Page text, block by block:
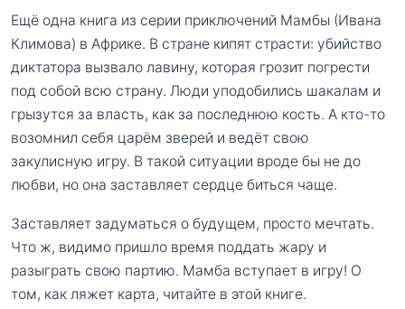
Ещё одна книга из серии приключений Мамбы (Ивана
Климова) в Африке. В стране кипят страсти: убийство
диктатора вызвало лавину, которая грозит погрести
под собой всю страну. Люди уподобились шакалам и
грызутся за власть, как за последнюю кость. А кто-то
возомнил себя царём зверей и ведёт свою
закулисную игру. В такой ситуации вроде бы не до
любви, но она заставляет сердце биться чаще.
Заставляет задуматься о будущем, просто мечтать.
Что ж, видимо пришло время поддать жару и
разыграть свою партию. Мамба вступает в игру! О
том, как ляжет карта, читайте в этой книге.